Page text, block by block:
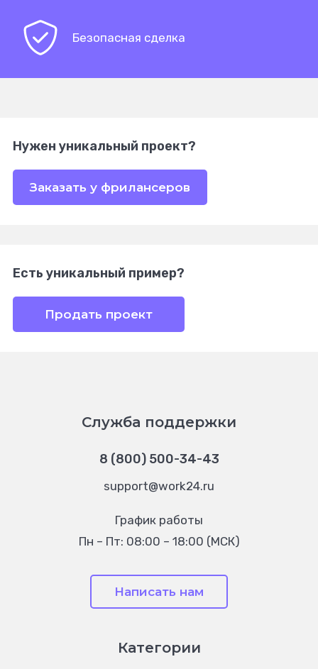
Безопасная сделка
Нужен уникальный проект?
Заказать у фрилансеров
Есть уникальный пример?
Продать проект
Служба поддержки
8 (800) 500-34-43
support@work24.ru
График работы
Пн – Пт: 08:00 – 18:00 (МСК)
Написать нам
Категории